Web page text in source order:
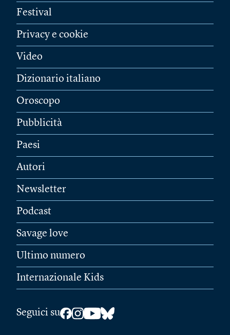
Festival
Privacy e cookie
Video
Dizionario italiano
Oroscopo
Pubblicità
Paesi
Autori
Newsletter
Podcast
Savage love
Ultimo numero
Internazionale Kids
Seguici su